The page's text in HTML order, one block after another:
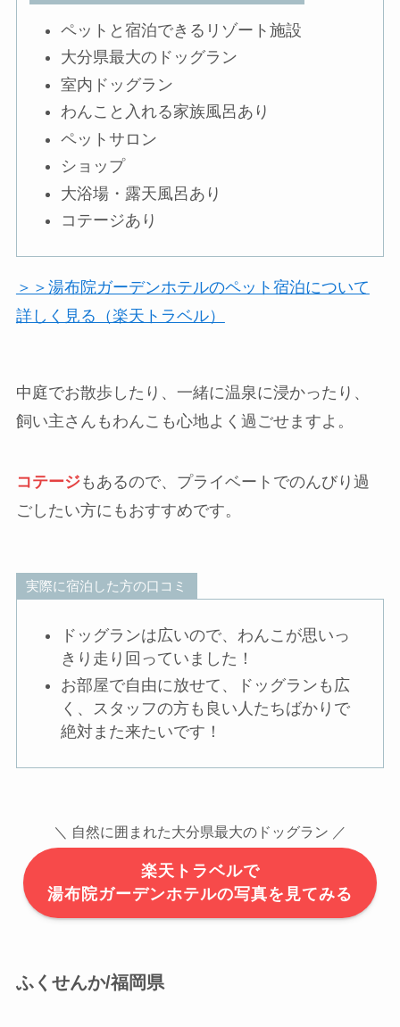
ペットと宿泊できるリゾート施設
大分県最大のドッグラン
室内ドッグラン
わんこと入れる家族風呂あり
ペットサロン
ショップ
大浴場・露天風呂あり
コテージあり
＞＞湯布院ガーデンホテルのペット宿泊について
詳しく見る（楽天トラベル）
中庭でお散歩したり、一緒に温泉に浸かったり、
飼い主さんもわんこも心地よく過ごせますよ。
コテージもあるので、プライベートでのんびり過
ごしたい方にもおすすめです。
実際に宿泊した方の口コミ
ドッグランは広いので、わんこが思いっ
きり走り回っていました！
お部屋で自由に放せて、ドッグランも広
く、スタッフの方も良い人たちばかりで
絶対また来たいです！
＼ 自然に囲まれた大分県最大のドッグラン ／
楽天トラベルで
湯布院ガーデンホテルの写真を見てみる
ふくせんか/福岡県